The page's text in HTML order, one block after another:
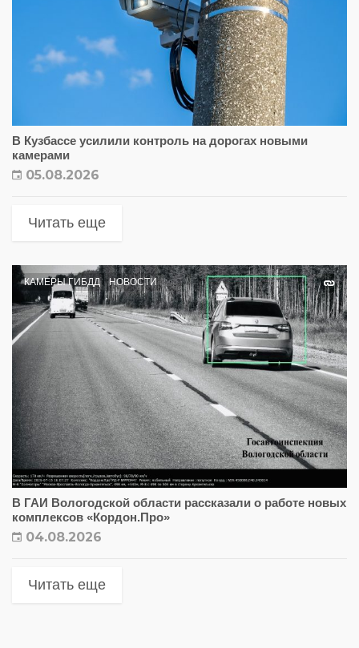
В Кузбассе усилили контроль на дорогах новыми
камерами
05.08.2026
Читать еще
КАМЕРЫ ГИБДД НОВОСТИ
В ГАИ Вологодской области рассказали о работе новых
комплексов «Кордон.Про»
04.08.2026
Читать еще